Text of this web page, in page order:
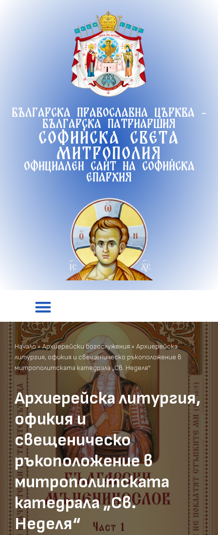
Българска православна църква -
Българска патриаршия
Софийска света
митрополия
Официален сайт на софийска
епархия
Начало»Архиерейски богослужения » Архиерейска
литургия, офикия и свещеническо ръкоположение в
митрополитската катедрала „Св. Неделя“
Архиерейска литургия,
офикия и
свещеническо
ръкоположение в
митрополитската
катедрала „Св.
Неделя“